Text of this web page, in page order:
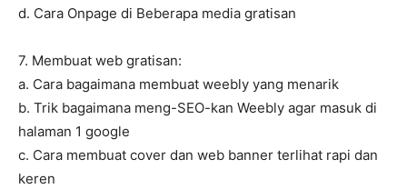
d. Cara Onpage di Beberapa media gratisan
7. Membuat web gratisan:
a. Cara bagaimana membuat weebly yang menarik
b. Trik bagaimana meng-SEO-kan Weebly agar masuk di
halaman 1 google
c. Cara membuat cover dan web banner terlihat rapi dan
keren